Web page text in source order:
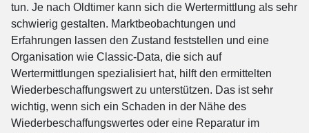
tun. Je nach Oldtimer kann sich die Wertermittlung als sehr
schwierig gestalten. Marktbeobachtungen und
Erfahrungen lassen den Zustand feststellen und eine
Organisation wie Classic-Data, die sich auf
Wertermittlungen spezialisiert hat, hilft den ermittelten
Wiederbeschaffungswert zu unterstützen. Das ist sehr
wichtig, wenn sich ein Schaden in der Nähe des
Wiederbeschaffungswertes oder eine Reparatur im